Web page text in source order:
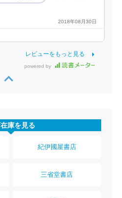
2018年08月30日
レビューをもっと見る
powered by
庫を見る
紀伊國屋書店
三省堂書店